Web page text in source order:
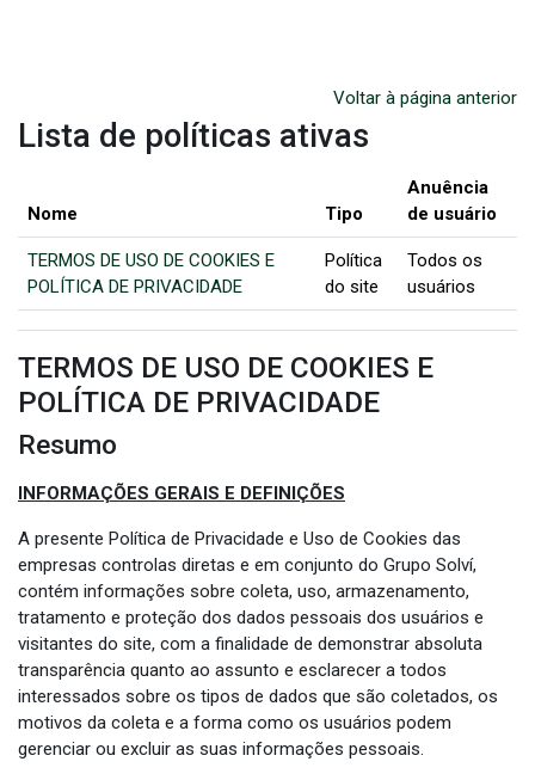
Voltar à página anterior
Lista de políticas ativas
Nome Tipo
Anuência
de usuário
TERMOS DE USO DE COOKIES E
POLÍTICA DE PRIVACIDADE
Política
do site
Todos os
usuários
TERMOS DE USO DE COOKIES E
POLÍTICA DE PRIVACIDADE
Resumo
INFORMAÇÕES GERAIS E DEFINIÇÕES
A presente Política de Privacidade e Uso de Cookies das
empresas controlas diretas e em conjunto do Grupo Solví,
contém informações sobre coleta, uso, armazenamento,
tratamento e proteção dos dados pessoais dos usuários e
visitantes do site, com a finalidade de demonstrar absoluta
transparência quanto ao assunto e esclarecer a todos
interessados sobre os tipos de dados que são coletados, os
motivos da coleta e a forma como os usuários podem
gerenciar ou excluir as suas informações pessoais.